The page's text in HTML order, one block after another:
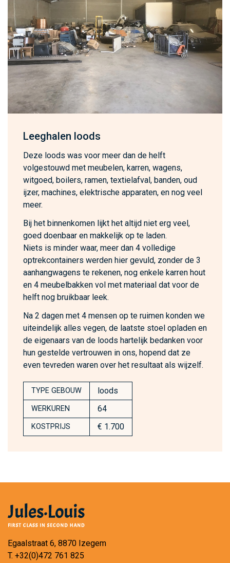
Leeghalen loods
Deze loods was voor meer dan de helft
volgestouwd met meubelen, karren, wagens,
witgoed, boilers, ramen, textielafval, banden, oud
ijzer, machines, elektrische apparaten, en nog veel
meer.
Bij het binnenkomen lijkt het altijd niet erg veel,
goed doenbaar en makkelijk op te laden.
Niets is minder waar, meer dan 4 volledige
optrekcontainers werden hier gevuld, zonder de 3
aanhangwagens te rekenen, nog enkele karren hout
en 4 meubelbakken vol met materiaal dat voor de
helft nog bruikbaar leek.
Na 2 dagen met 4 mensen op te ruimen konden we
uiteindelijk alles vegen, de laatste stoel opladen en
de eigenaars van de loods hartelijk bedanken voor
hun gestelde vertrouwen in ons, hopend dat ze
even tevreden waren over het resultaat als wijzelf.
TYPE GEBOUW loods
WERKUREN 64
KOSTPRIJS € 1.700
Egaalstraat 6, 8870 Izegem
T. +32(0)472 761 825